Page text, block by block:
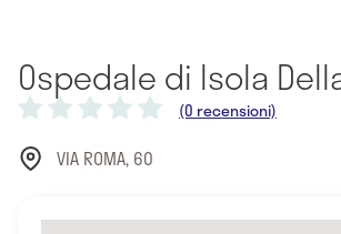
Ospedale di Isola
(0 recensioni)
VIA ROMA, 60